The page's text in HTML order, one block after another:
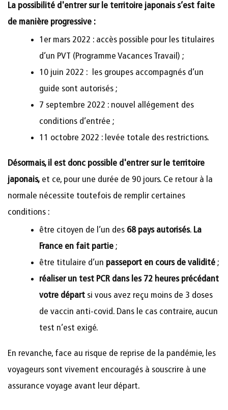
La possibilité d'entrer sur le territoire japonais s’est faite
de manière progressive :
1er mars 2022 : accès possible pour les titulaires
d’un PVT (Programme Vacances Travail) ;
10 juin 2022 : les groupes accompagnés d’un
guide sont autorisés ;
7 septembre 2022 : nouvel allégement des
conditions d’entrée ;
11 octobre 2022 : levée totale des restrictions.
Désormais, il est donc possible d'entrer sur le territoire
japonais, et ce, pour une durée de 90 jours. Ce retour à la
normale nécessite toutefois de remplir certaines
conditions :
être citoyen de l’un des 68 pays autorisés. La
France en fait partie ;
être titulaire d’un passeport en cours de validité ;
réaliser un test PCR dans les 72 heures précédant
votre départ si vous avez reçu moins de 3 doses
de vaccin anti-covid. Dans le cas contraire, aucun
test n’est exigé.
En revanche, face au risque de reprise de la pandémie, les
voyageurs sont vivement encouragés à souscrire à une
assurance voyage avant leur départ.